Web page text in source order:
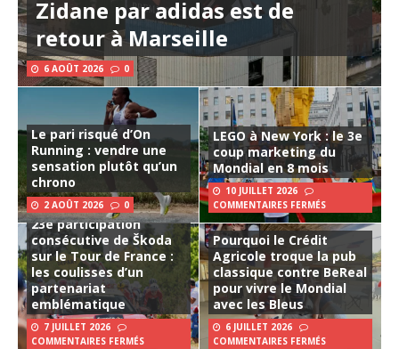
Zidane par adidas est de
retour à Marseille
6 AOÛT 2026 0
Le pari risqué d’On
Running : vendre une
sensation plutôt qu’un
chrono
2 AOÛT 2026 0
LEGO à New York : le 3e
coup marketing du
Mondial en 8 mois
10 JUILLET 2026
COMMENTAIRES FERMÉS
23e participation
consécutive de Škoda
sur le Tour de France :
les coulisses d’un
partenariat
emblématique
7 JUILLET 2026
COMMENTAIRES FERMÉS
Pourquoi le Crédit
Agricole troque la pub
classique contre BeReal
pour vivre le Mondial
avec les Bleus
6 JUILLET 2026
COMMENTAIRES FERMÉS